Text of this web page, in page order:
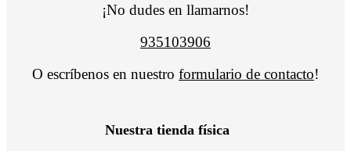
¡No dudes en llamarnos!
935103906
O escríbenos en nuestro formulario de contacto!
Nuestra tienda física